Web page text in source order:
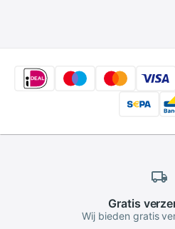
Gratis
Wij bieden gratis